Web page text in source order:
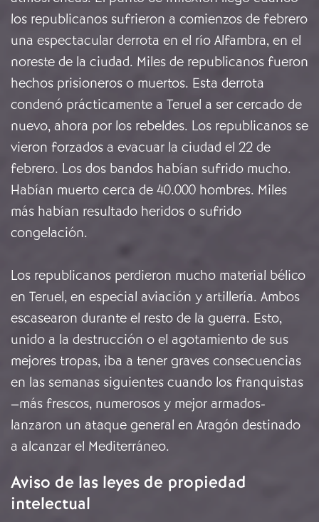
los republicanos sufrieron a comienzos de febrero
una espectacular derrota en el río Alfambra, en el
noreste de la ciudad. Miles de republicanos fueron
hechos prisioneros o muertos. Esta derrota
condenó prácticamente a Teruel a ser cercado de
nuevo, ahora por los rebeldes. Los republicanos se
vieron forzados a evacuar la ciudad el 22 de
febrero. Los dos bandos habían sufrido mucho.
Habían muerto cerca de 40.000 hombres. Miles
más habían resultado heridos o sufrido
congelación.
Los republicanos perdieron mucho material bélico
en Teruel, en especial aviación y artillería. Ambos
escasearon durante el resto de la guerra. Esto,
unido a la destrucción o el agotamiento de sus
mejores tropas, iba a tener graves consecuencias
en las semanas siguientes cuando los franquistas
–más frescos, numerosos y mejor armados-
lanzaron un ataque general en Aragón destinado
a alcanzar el Mediterráneo.
Aviso de las leyes de propiedad
intelectual